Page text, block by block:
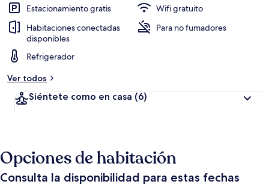
Estacionamiento gratis
Wifi gratuito
Habitaciones conectadas
disponibles
Para no fumadores
Refrigerador
Ver todos
Siéntete como en casa (6)
Opciones de habitación
Consulta la disponibilidad para estas fechas